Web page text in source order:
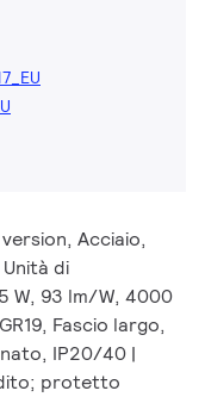
Acciaio,
di
W, 93 lm/W, 4000
Fascio largo,
IP20/40 |
protetto